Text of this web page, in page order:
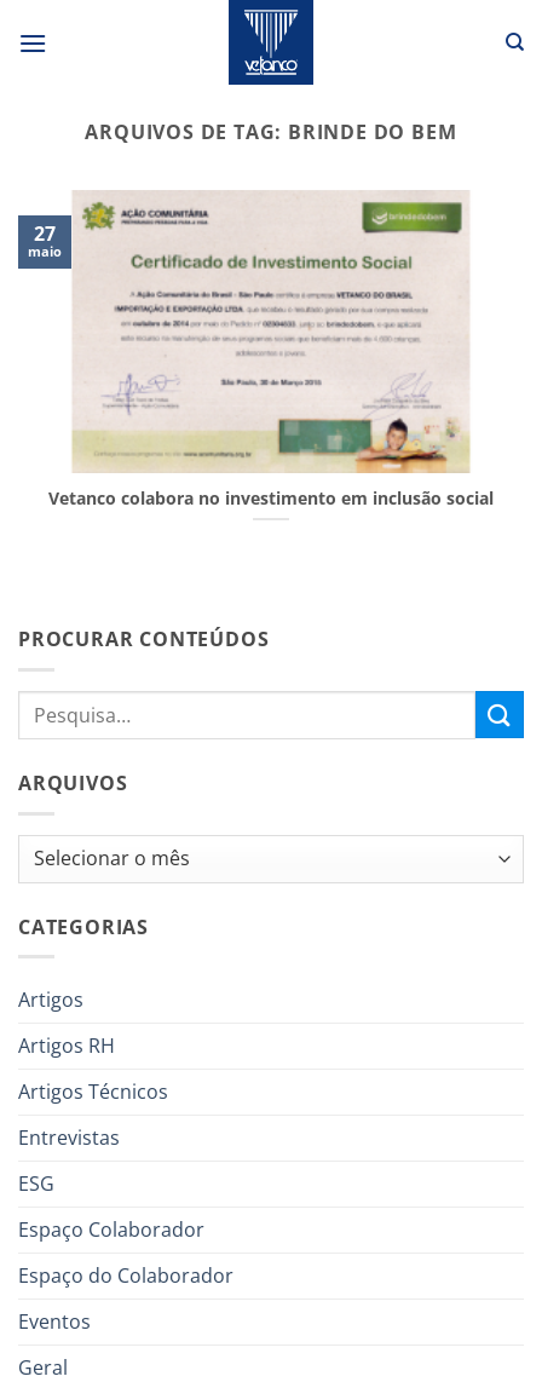
ARQUIVOS DE TAG: BRINDE DO BEM
Vetanco colabora no investimento em inclusão social
27
maio
PROCURAR CONTEÚDOS
ARQUIVOS
Arquivos
CATEGORIAS
Artigos
Artigos RH
Artigos Técnicos
Entrevistas
ESG
Espaço Colaborador
Espaço do Colaborador
Eventos
Geral